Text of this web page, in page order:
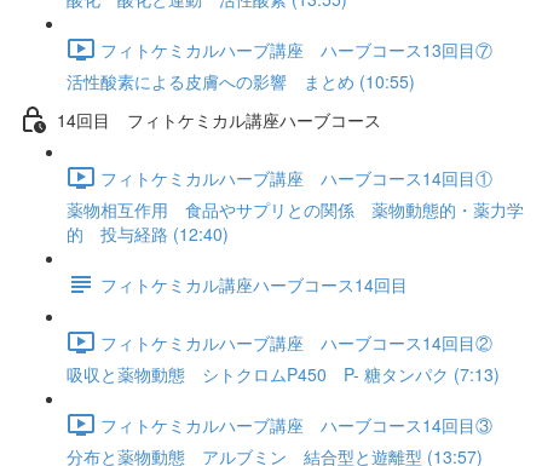
フィトケミカルハーブ講座 ハーブコース13回目⑦
活性酸素による皮膚への影響 まとめ (10:55)
14回目 フィトケミカル講座ハーブコース
フィトケミカルハーブ講座 ハーブコース14回目①
薬物相互作用 食品やサプリとの関係 薬物動態的・薬力学
的 投与経路 (12:40)
フィトケミカル講座ハーブコース14回目
フィトケミカルハーブ講座 ハーブコース14回目②
吸収と薬物動態 シトクロムP450 P- 糖タンパク (7:13)
フィトケミカルハーブ講座 ハーブコース14回目③
分布と薬物動態 アルブミン 結合型と遊離型 (13:57)